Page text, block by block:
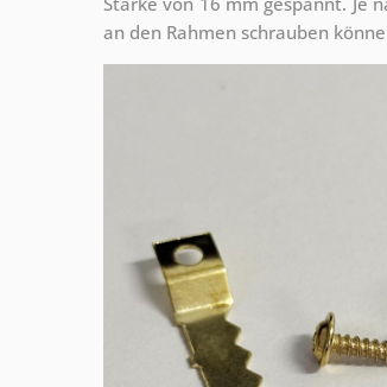
an den Rahmen schrauben